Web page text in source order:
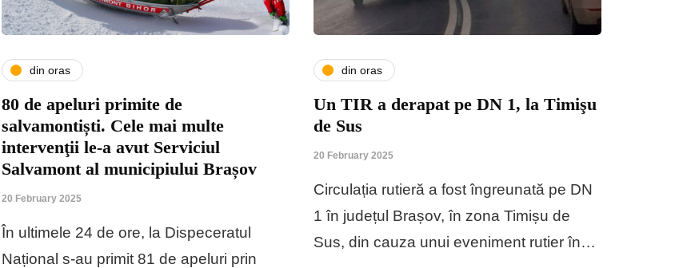
din oras
80 de apeluri primite de
salvamontiști. Cele mai multe
intervenţii le-a avut Serviciul
Salvamont al municipiului Brașov
20 February 2025
În ultimele 24 de ore, la Dispeceratul
Național s-au primit 81 de apeluri prin
din oras
Un TIR a derapat pe DN 1, la Timişu
de Sus
20 February 2025
Circulația rutieră a fost îngreunată pe DN
1 în județul Brașov, în zona Timișu de
Sus, din cauza unui eveniment rutier în…